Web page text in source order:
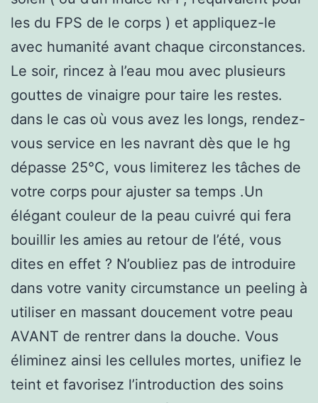
les du FPS de le corps ) et appliquez-le
avec humanité avant chaque circonstances.
Le soir, rincez à l’eau mou avec plusieurs
gouttes de vinaigre pour taire les restes.
dans le cas où vous avez les longs, rendez-
vous service en les navrant dès que le hg
dépasse 25°C, vous limiterez les tâches de
votre corps pour ajuster sa temps .Un
élégant couleur de la peau cuivré qui fera
bouillir les amies au retour de l’été, vous
dites en effet ? N’oubliez pas de introduire
dans votre vanity circumstance un peeling à
utiliser en massant doucement votre peau
AVANT de rentrer dans la douche. Vous
éliminez ainsi les cellules mortes, unifiez le
teint et favorisez l’introduction des soins